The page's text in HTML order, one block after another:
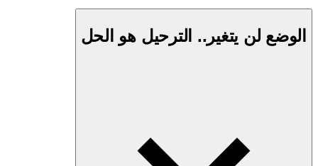
الوضع لن يتغير.. الترحيل هو الحل